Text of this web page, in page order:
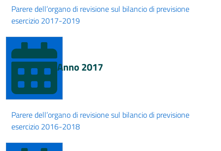
Parere dell’organo di revisione sul bilancio di previsione
esercizio 2017-2019
Anno 2017
Parere dell’organo di revisione sul bilancio di previsione
esercizio 2016-2018